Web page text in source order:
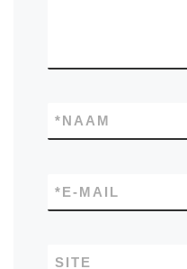
NAAM
*
E-MAIL
*
SITE